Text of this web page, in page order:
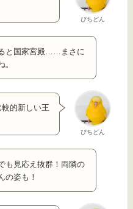
ぴちどん
と国家宮殿……まさに
ぴちどん
的新しい王
も見応え抜群！両隣の
の姿も！